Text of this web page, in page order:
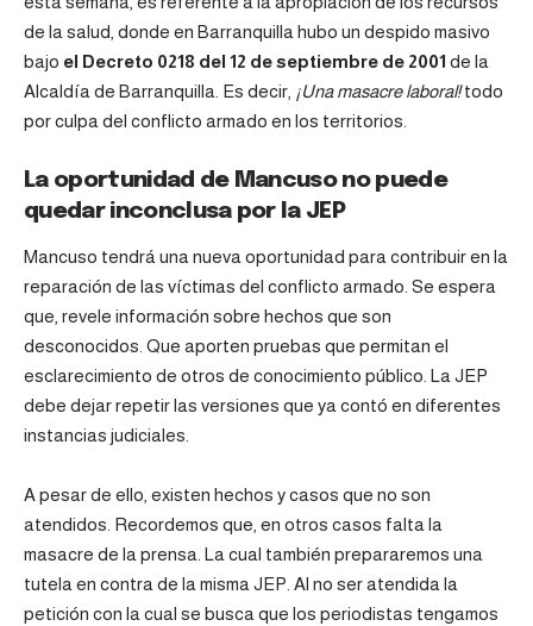
de la salud, donde en Barranquilla hubo un despido masivo
bajo el Decreto 0218 del 12 de septiembre de 2001 de la
Alcaldía de Barranquilla. Es decir, ¡Una masacre laboral!todo
por culpa del conflicto armado en los territorios.
La oportunidad de Mancuso no puede
quedar inconclusa por la JEP
Mancuso tendrá una nueva oportunidad para contribuir en la
reparación de las víctimas del conflicto armado. Se espera
que, revele información sobre hechos que son
desconocidos. Que aporten pruebas que permitan el
esclarecimiento de otros de conocimiento público. La JEP
debe dejar repetir las versiones que ya contó en diferentes
instancias judiciales.
A pesar de ello, existen hechos y casos que no son
atendidos. Recordemos que, en otros casos falta la
masacre de la prensa. La cual también prepararemos una
tutela en contra de la misma JEP. Al no ser atendida la
petición con la cual se busca que los periodistas tengamos